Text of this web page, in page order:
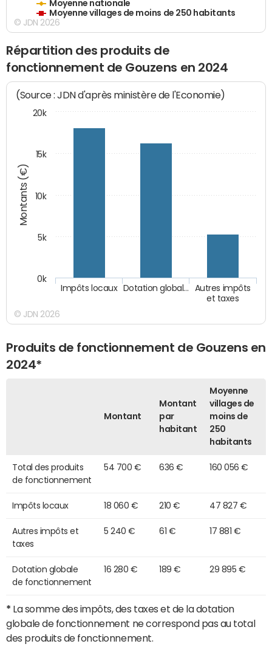
Moyenne nationale
Moyenne villages de moins de 250 habitants
© JDN 2026
Répartition des produits de
fonctionnement de Gouzens en 2024
Montants (€)
(Source : JDN d'après ministère de l'Economie)
Autres impôts
et taxes
Dotation global…
Impôts locaux
0k
5k
10k
15k
20k
© JDN 2026
Produits de fonctionnement de Gouzens en
2024*
Montant
Montant
par
habitant
Moyenne
villages de
moins de
250
habitants
Total des produits
de fonctionnement
54 700 € 636 € 160 056 €
Impôts locaux 18 060 € 210 € 47 827 €
Autres impôts et
taxes
5 240 € 61 € 17 881 €
Dotation globale
de fonctionnement
16 280 € 189 € 29 895 €
* La somme des impôts, des taxes et de la dotation
globale de fonctionnement ne correspond pas au total
des produits de fonctionnement.